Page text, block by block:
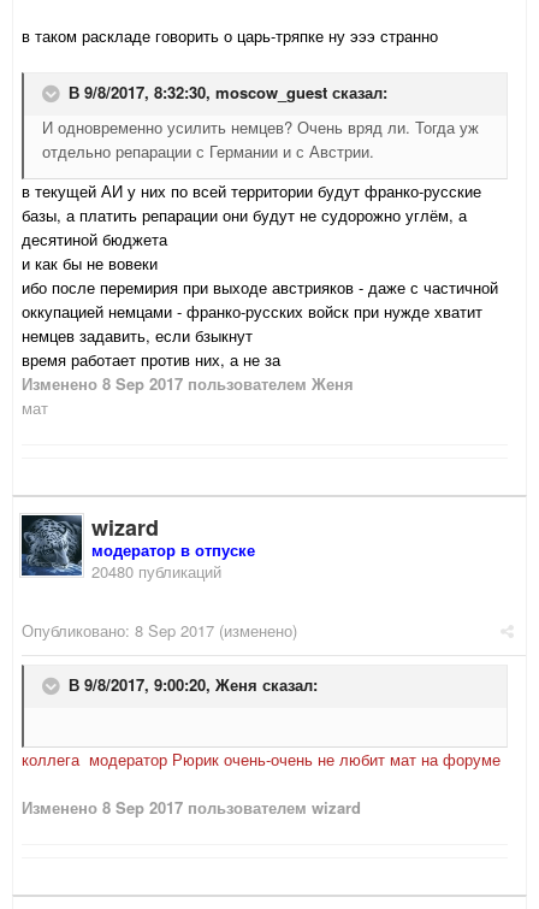
в таком раскладе говорить о царь-тряпке ну эээ странно
В 9/8/2017, 8:32:30, moscow_guest сказал:
И одновременно усилить немцев? Очень вряд ли. Тогда уж
отдельно репарации с Германии и с Австрии.
в текущей АИ у них по всей территории будут франко-русские
базы, а платить репарации они будут не судорожно углём, а
десятиной бюджета
и как бы не вовеки
ибо после перемирия при выходе австрияков - даже с частичной
оккупацией немцами - франко-русских войск при нужде хватит
немцев задавить, если бзыкнут
время работает против них, а не за
Изменено 8 Sep 2017 пользователем Женя
мат
wizard
модератор в отпуске
20480 публикаций
Опубликовано: 8 Sep 2017 (изменено)
В 9/8/2017, 9:00:20, Женя сказал:
коллега модератор Рюрик очень-очень не любит мат на форуме
Изменено 8 Sep 2017 пользователем wizard